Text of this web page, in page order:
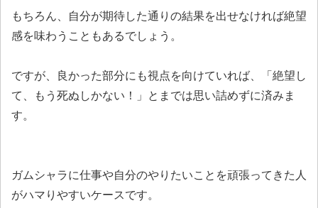
もちろん、自分が期待した通りの結果を出せなければ絶望
感を味わうこともあるでしょう。
ですが、良かった部分にも視点を向けていれば、「絶望し
て、もう死ぬしかない！」とまでは思い詰めずに済みま
す。
ガムシャラに仕事や自分のやりたいことを頑張ってきた人
がハマりやすいケースです。